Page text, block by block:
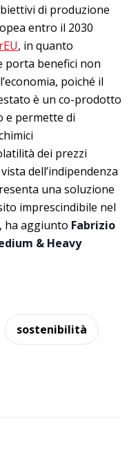
di produzione
entro il 2030
, in quanto
porta benefici non
poiché il
è un co-prodotto
e permette di
dei prezzi
dell’indipendenza
una soluzione
imprescindibile nel
ha aggiunto Fabrizio
& Heavy
sostenibilità